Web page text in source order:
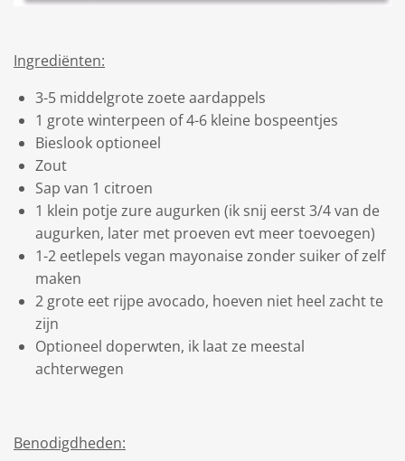
Ingrediënten:
3-5 middelgrote zoete aardappels
1 grote winterpeen of 4-6 kleine bospeentjes
Bieslook optioneel
Zout
Sap van 1 citroen
1 klein potje zure augurken (ik snij eerst 3/4 van de
augurken, later met proeven evt meer toevoegen)
1-2 eetlepels vegan mayonaise zonder suiker of zelf
maken
2 grote eet rijpe avocado, hoeven niet heel zacht te
zijn
Optioneel doperwten, ik laat ze meestal
achterwegen
Benodigdheden: